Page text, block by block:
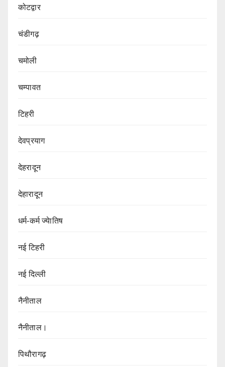
कोटद्वार
चंडीगढ़
चमोली
चम्पावत
टिहरी
देवप्रयाग
देहरादून
देहारादून
धर्म-कर्म ज्येातिष
नई टिहरी
नई दिल्ली
नैनीताल
नैनीताल।
पिथौरागढ़